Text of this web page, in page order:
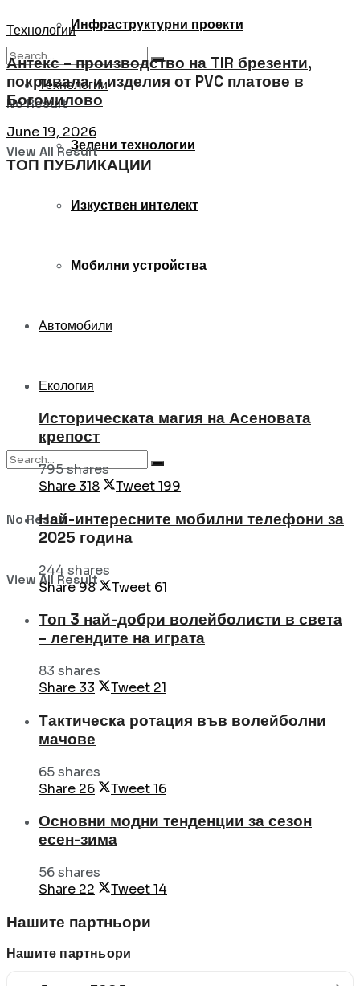
Инфраструктурни проекти
Технологии
Зелени технологии
Изкуствен интелект
Мобилни устройства
Автомобили
Екология
No Result
View All Result
No Result
View All Result
Технологии
Антекс – производство на TIR брезенти,
покривала и изделия от PVC платове в
Богомилово
June 19, 2026
ТОП ПУБЛИКАЦИИ
Историческата магия на Асеновата
крепост
795 shares
Share 318 Tweet199
Най-интересните мобилни телефони за
2025 година
244 shares
Share98 Tweet 61
Топ 3 най-добри волейболисти в света
– легендите на играта
83 shares
Share 33 Tweet 21
Тактическа ротация във волейболни
мачове
65 shares
Share 26 Tweet16
Основни модни тенденции за сезон
есен-зима
56 shares
Share 22 Tweet14
Нашите партньори
Нашите партньори